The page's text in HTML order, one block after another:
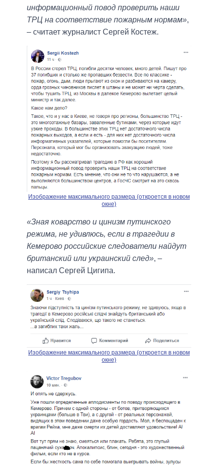
информационный повод проверить наши
ТРЦ на соответствие пожарным нормам»,
– считает журналист Сергей Костеж.
Изображение максимального размера (откроется в новом
окне)
«Зная коварство и цинизм путинского
режима, не удивлюсь, если в трагедии в
Кемерово российские следователи найдут
британский или украинский след», –
написал Сергей Цигипа.
Изображение максимального размера (откроется в новом
окне)